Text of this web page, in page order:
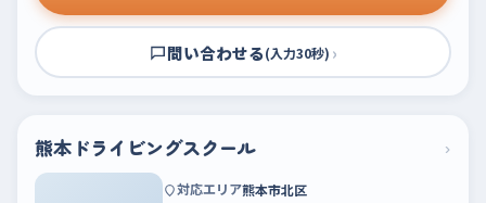
問い合わせる(入力30秒) ›
熊本ドライビングスクール ›
対応エリア熊本市北区